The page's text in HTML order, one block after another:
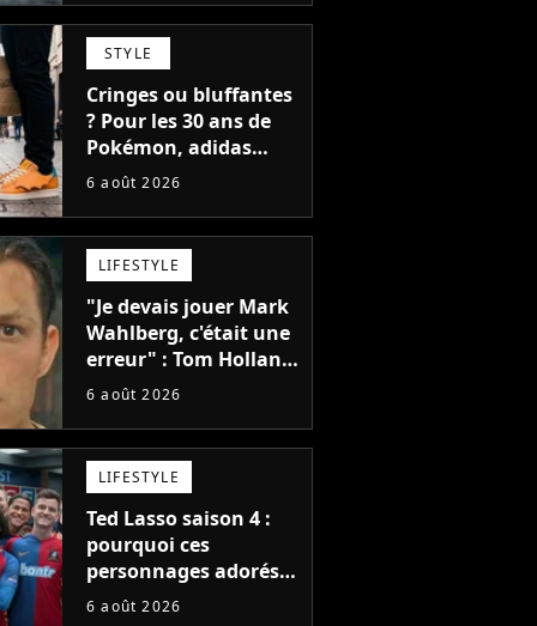
faire quoi que ce soit
de simple
STYLE
Cringes ou bluffantes
? Pour les 30 ans de
Pokémon, adidas
dévoile une énorme
et je ne sais pas quoi
en penser
6 août 2026
LIFESTYLE
"Je devais jouer Mark
Wahlberg, c'était une
erreur" : Tom Holland,
la star de Spider-Man,
blockbuster
6 août 2026
LIFESTYLE
Ted Lasso saison 4 :
pourquoi ces
personnages adorés
des fans ne sont pas
6 août 2026